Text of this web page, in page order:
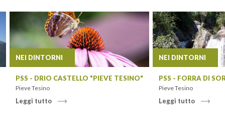
NEI DINTORNI
PSS - DRIO CASTELLO "PIEVE TESINO"
Pieve Tesino
Leggi tutto
NEI DINTORNI
PSS - FORRA DI
Pieve Tesino
Leggi tutto